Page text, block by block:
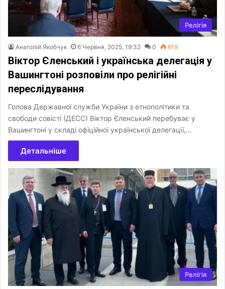
Релігія
Анатолій Якобчук 6 Червня, 2025, 19:32 0 619
Віктор Єленський і українська делегація у
Вашингтоні розповіли про релігійні
переслідування
Голова Державної служби України з етнополітики та
свободи совісті (ДЕСС) Віктор Єленський перебуває у
Вашингтоні у складі офіційної української делегації,…
Детальніше
Релігія